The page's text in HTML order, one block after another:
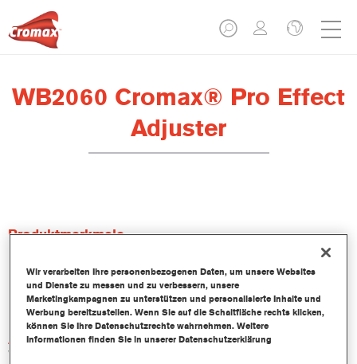
WB2060 Cromax® Pro Effect
Adjuster
Produktmerkmale
Produktvariante
2.5LT
Artikelnummer
WB2060 2.50LI
Wir verarbeiten Ihre personenbezogenen Daten, um unsere Websites
und Dienste zu messen und zu verbessern, unsere
Marketingkampagnen zu unterstützen und personalisierte Inhalte und
Werbung bereitzustellen. Wenn Sie auf die Schaltfläche rechts klicken,
können Sie Ihre Datenschutzrechte wahrnehmen. Weitere
Informationen finden Sie in unserer Datenschutzerklärung